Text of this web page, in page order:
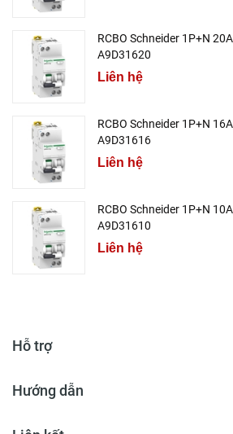
RCBO Schneider 1P+N
A9D31620
Liên hệ
RCBO Schneider 1P+N
A9D31616
Liên hệ
RCBO Schneider 1P+N
A9D31610
Liên hệ
Hỗ trợ
Hướng dẫn